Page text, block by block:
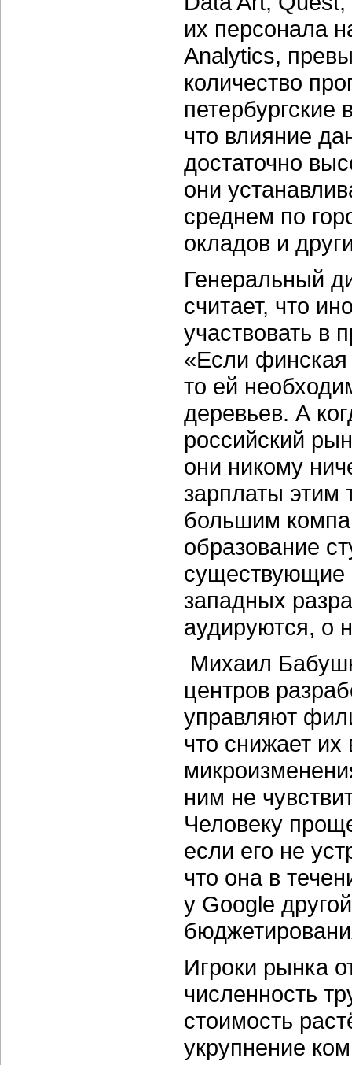
их персонала
Analytics,
количество
что влияние
достаточно
они
среднем по
окладов и
Генеральный
считает, что
участвовать в
«Если финская
то ей
деревьев. А
российский
они никому
зарплаты этим
большим
образование
существующие
западных
аудируются, о
Михаил
центров
управляют
что снижает их
ним не
Человеку
если его не
что она в
у Google
Игроки рынка
численность
стоимость
укрупнение